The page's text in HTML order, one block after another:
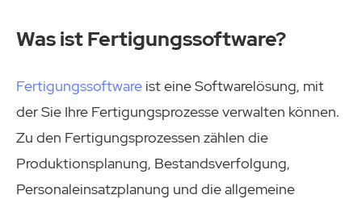
Was ist Fertigungssoftware?
Fertigungssoftware ist eine Softwarelösung, mit
der Sie Ihre Fertigungsprozesse verwalten können.
Zu den Fertigungsprozessen zählen die
Produktionsplanung, Bestandsverfolgung,
Personaleinsatzplanung und die allgemeine